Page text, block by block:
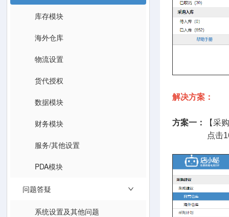
库存模块
海外仓库
物流设置
货代授权
数据模块
财务模块
服务/其他设置
PDA模块
问题答疑
系统设置及其他问题
解决方案：
方案一：
【采
点击1688采